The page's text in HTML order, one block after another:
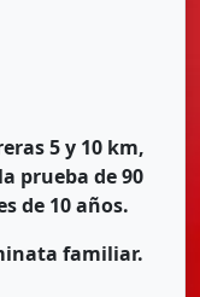
5 y 10 km,
prueba de 90
de 10 años.
familiar.